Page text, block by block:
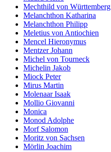
Mechthild von Württemberg
Melanchthon Katharina
Melanchthon Philipp
Meletius von Antiochien
Mencel Hieronymus
Mentzer Johann
Michel von Tourneck
Michelin Jakob
Miock Peter
Mirus Martin
Molenaar Isaak
Mollio Giovanni
Monica
Monod Adolphe
Morf Salomon
Moritz von Sachsen
Mörlin Joachim